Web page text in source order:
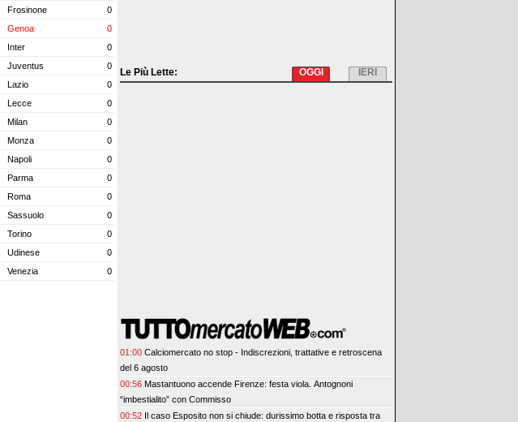
Frosinone
0
Genoa
0
Inter
0
Juventus
0
Lazio
0
Lecce
0
Milan
0
Monza
0
Napoli
0
Parma
0
Roma
0
Sassuolo
0
Torino
0
Udinese
0
Venezia
0
Le Più Lette: IERI
OGGI
01:00 Calciomercato no stop - Indiscrezioni, trattative e retroscena
del 6 agosto
00:56 Mastantuono accende Firenze: festa viola. Antognoni
“imbestialito” con Commisso
00:52 Il caso Esposito non si chiude: durissimo botta e risposta tra